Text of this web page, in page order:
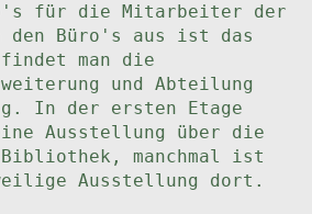
für die Mitarbeiter der
den Büro's aus ist das
man die
und Abteilung
In der ersten Etage
Ausstellung über die
manchmal ist
Ausstellung dort.